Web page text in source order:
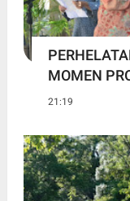
MOMEN
21:19